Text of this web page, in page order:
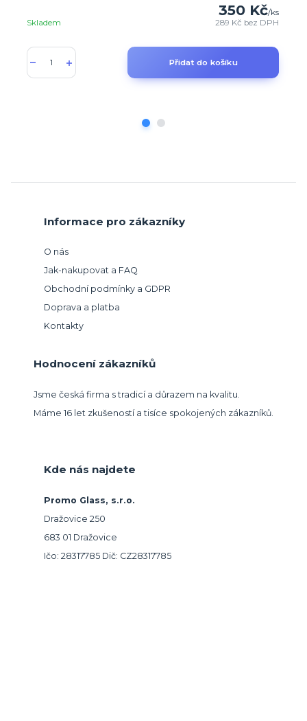
350 Kč/ks
289 Kč bez DPH
Skladem
Přidat do košíku
Informace pro zákazníky
O nás
Jak-nakupovat a FAQ
Obchodní podmínky a GDPR
Doprava a platba
Kontakty
Hodnocení zákazníků
Jsme česká firma s tradicí a důrazem na kvalitu.
Máme 16 let zkušeností a tisíce spokojených zákazníků.
Kde nás najdete
Promo Glass, s.r.o.
Dražovice 250
683 01 Dražovice
Ičo: 28317785 Dič: CZ28317785